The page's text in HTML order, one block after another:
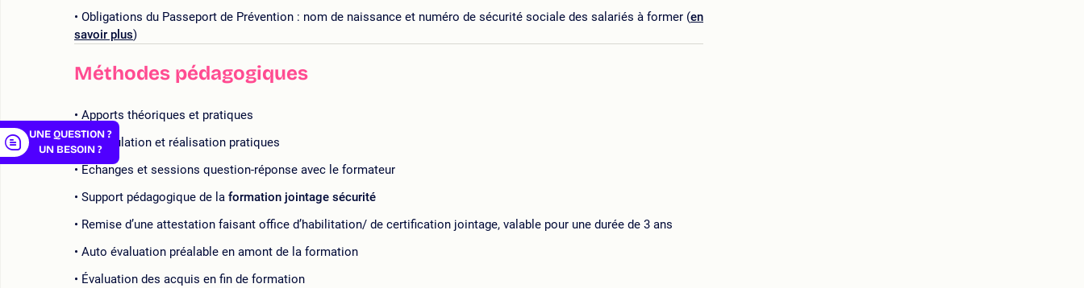
Obligations du Passeport de Prévention : nom de naissance et numéro de sécurité sociale des salariés à former (en
savoir plus)
Méthodes pédagogiques
Apports théoriques et pratiques
Manipulation et réalisation pratiques
Échanges et sessions question-réponse avec le formateur
Support pédagogique de la formation jointage sécurité
Remise d’une attestation faisant office d’habilitation/ de certification jointage, valable pour une durée de 3 ans
Auto évaluation préalable en amont de la formation
Évaluation des acquis en fin de formation
UNE QUESTION ?
UN BESOIN ?